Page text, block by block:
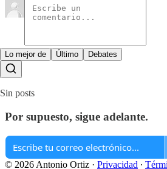
Lo mejor de Último Debates
Sin posts
Por supuesto, sigue adelante.
© 2026 Antonio Ortiz · Privacidad ∙